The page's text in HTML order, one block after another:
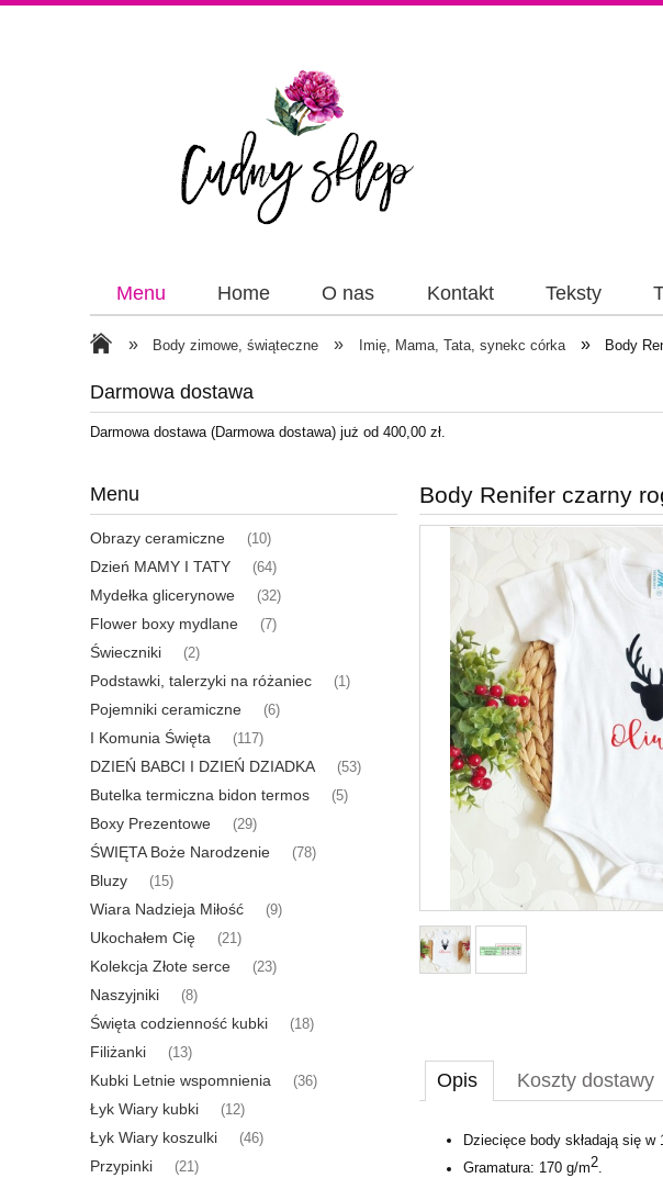
Menu Home O nas Kontakt Teksty
Papiery Wstążki
» Body zimowe, świąteczne » Imię, Mama, Tata, synekc córka » Body
Darmowa dostawa
Darmowa dostawa (Darmowa dostawa) już od 400,00 zł.
Menu
Obrazy ceramiczne (10)
Dzień MAMY I TATY (64)
Mydełka glicerynowe (32)
Flower boxy mydlane (7)
Świeczniki (2)
Podstawki, talerzyki na różaniec (1)
Pojemniki ceramiczne (6)
I Komunia Święta (117)
DZIEŃ BABCI I DZIEŃ DZIADKA (53)
Butelka termiczna bidon termos (5)
Boxy Prezentowe (29)
ŚWIĘTA Boże Narodzenie (78)
Bluzy (15)
Wiara Nadzieja Miłość (9)
Ukochałem Cię (21)
Kolekcja Złote serce (23)
Naszyjniki (8)
Święta codzienność kubki (18)
Filiżanki (13)
Kubki Letnie wspomnienia (36)
Łyk Wiary kubki (12)
Łyk Wiary koszulki (46)
Przypinki (21)
Body Renifer czarny
Opis Koszty dostawy
Dziecięce body składają się
Gramatura: 170 g/m2.